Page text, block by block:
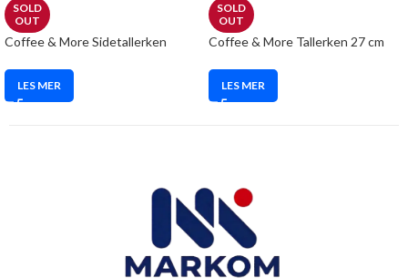
SOLD
OUT
Coffee & More Sidetallerken
LES MER
SOLD
OUT
Coffee & More Tallerken 27 cm
LES MER